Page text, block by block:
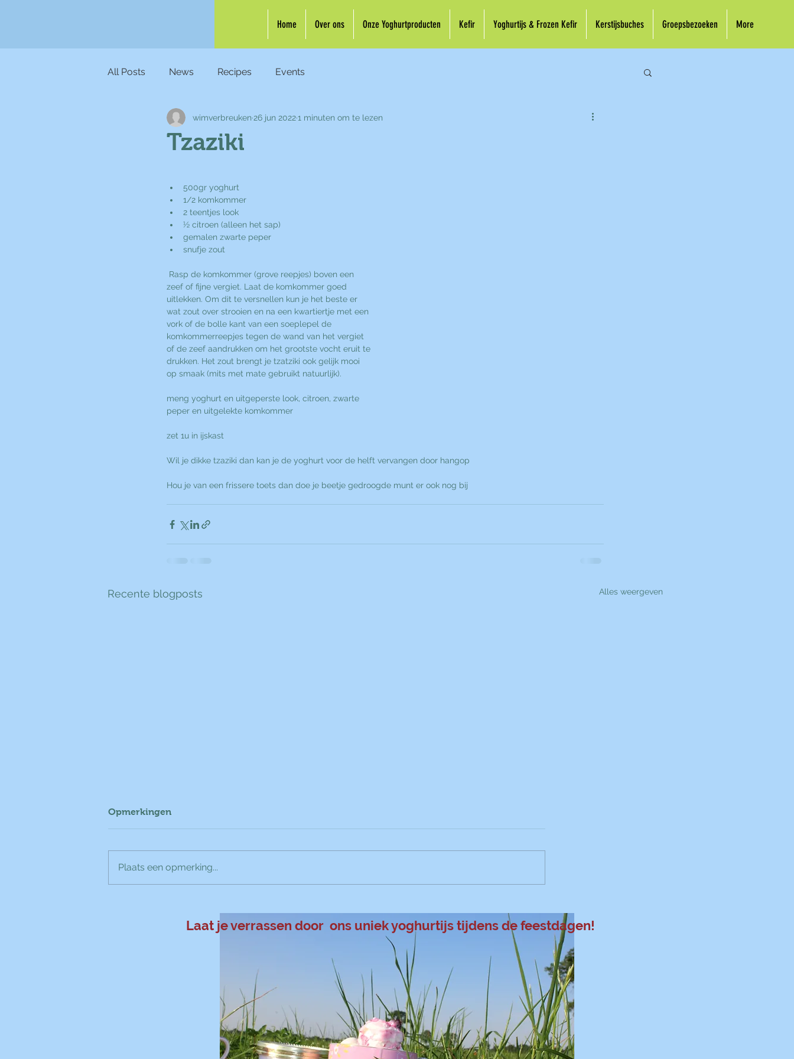
Home Over ons Onze Yoghurtproducten Kefir Yoghurtijs & Frozen Kefir Kerstijsbuches Groepsbezoeken More
All Posts News Recipes Events
Tzaziki
wimverbreuken 26 jun 20221 minuten om te lezen
500gr yoghurt
1/2 komkommer
2 teentjes look
½ citroen (alleen het sap)
gemalen zwarte peper
snufje zout
zeef of fijne vergiet. Laat de komkommer goed
uitlekken. Om dit te versnellen kun je het beste er
wat zout over strooien en na een kwartiertje met een
vork of de bolle kant van een soeplepel de
komkommerreepjes tegen de wand van het vergiet
of de zeef aandrukken om het grootste vocht eruit te
drukken. Het zout brengt je tzatziki ook gelijk mooi
op smaak (mits met mate gebruikt natuurlijk).
meng yoghurt en uitgeperste look, citroen, zwarte
peper en uitgelekte komkommer
zet 1u in ijskast
Wil je dikke tzaziki dan kan je de yoghurt voor de helft vervangen door hangop
Hou je van een frissere toets dan doe je beetje gedroogde munt er ook nog bij
Recente blogposts Alles weergeven
yoghurt, 50 gr cacaopoeder,
bloem, 1/2tl baksoda, 100 gr
Opmerkingen
Plaats een opmerking...
Laat je verrassen door ons uniek yoghurtijs tijdens de feestdagen!